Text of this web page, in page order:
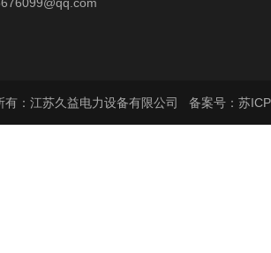
有：江苏久益电力设备有限公司 备案号：苏